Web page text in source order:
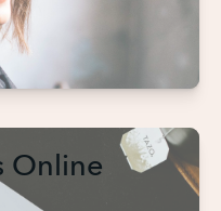
Online